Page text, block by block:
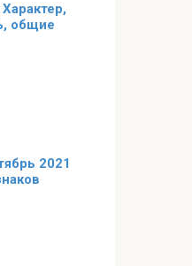
общие
2021